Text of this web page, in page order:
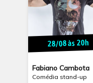
28/08 às 20h
Fabiano Cambota
Comédia stand-up